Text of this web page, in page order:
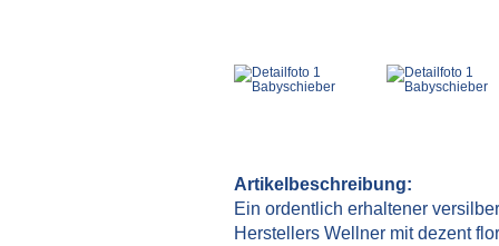
Artikelbeschreibung:
Ein ordentlich erhaltener
Herstellers Wellner mit dezent